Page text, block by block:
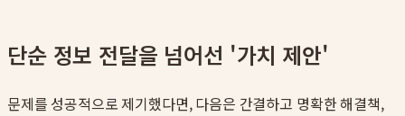
단순 정보 전달을 넘어선 '가치 제안'
문제를 성공적으로 제기했다면, 다음은 간결하고 명확한 해결책,